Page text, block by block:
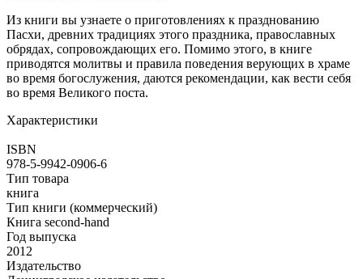
Из книги вы узнаете о приготовлениях к празднованию
Пасхи, древних традициях этого праздника, православных
обрядах, сопровождающих его. Помимо этого, в книге
приводятся молитвы и правила поведения верующих в храме
во время богослужения, даются рекомендации, как вести себя
во время Великого поста.
Характеристики
ISBN
978-5-9942-0906-6
Тип товара
книга
Тип книги (коммерческий)
Книга second-hand
Год выпуска
2012
Издательство